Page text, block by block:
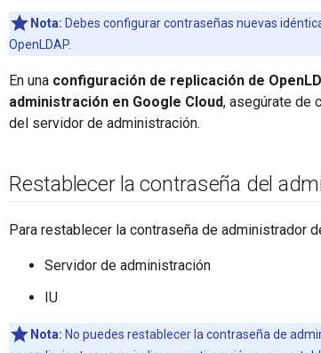
Nota: Debes configurar contraseñas nuevas
OpenLDAP.
En una configuración de replicación de
administración en Google Cloud, asegúrate de
del servidor de administración.
Restablecer la contraseña del
Para restablecer la contraseña de administrador
Servidor de administración
IU
Nota: No puedes restablecer la contraseña de